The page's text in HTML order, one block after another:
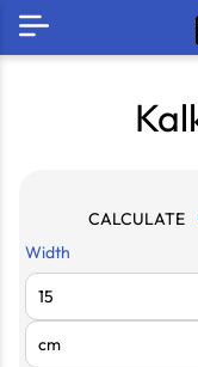
CALCULATE
Width